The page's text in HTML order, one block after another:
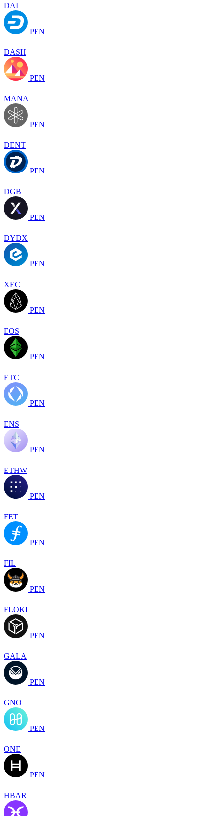
DAI
PEN
DASH
PEN
MANA
PEN
DENT
PEN
DGB
PEN
DYDX
PEN
XEC
PEN
EOS
PEN
ETC
PEN
ENS
PEN
ETHW
PEN
FET
PEN
FIL
PEN
FLOKI
PEN
GALA
PEN
GNO
PEN
ONE
PEN
HBAR